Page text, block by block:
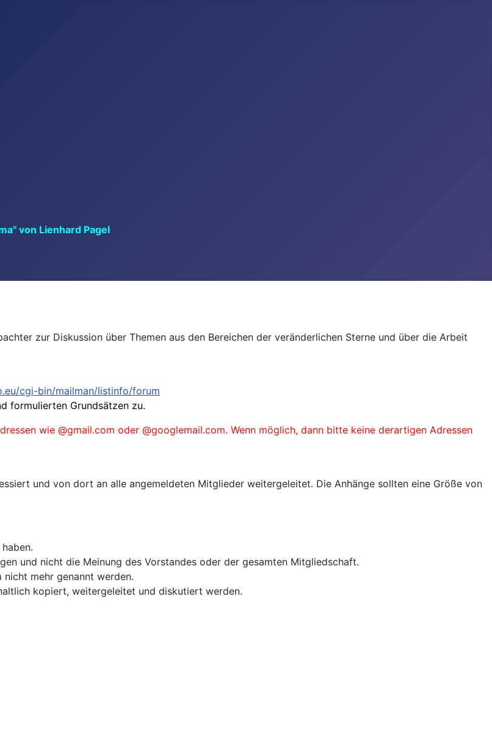
von Lienhard Pagel
zur Diskussion über Themen aus den Bereichen der veränderlichen Sterne und über die Arbeit
cgi-bin/mailman/listinfo/forum
formulierten Grundsätzen zu.
wie @gmail.com oder @googlemail.com. Wenn möglich, dann bitte keine derartigen Adressen
und von dort an alle angemeldeten Mitglieder weitergeleitet. Die Anhänge sollten eine Größe von
und nicht die Meinung des Vorstandes oder der gesamten Mitgliedschaft.
mehr genannt werden.
kopiert, weitergeleitet und diskutiert werden.